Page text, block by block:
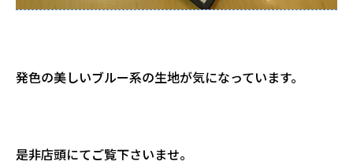
発色の美しいブルー系の生地が気になっています。
是非店頭にてご覧下さいませ。